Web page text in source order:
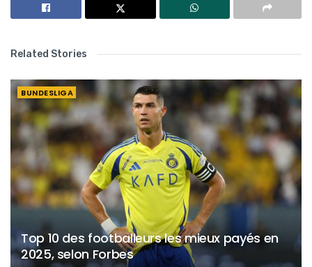
Related Stories
BUNDESLIGA
Top 10 des footballeurs les mieux payés en
2025, selon Forbes